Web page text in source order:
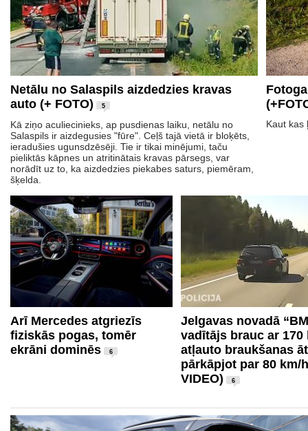
Netālu no Salaspils aizdedzies kravas
auto (+ FOTO)
5
Kā ziņo aculiecinieks, ap pusdienas laiku, netālu no
Salaspils ir aizdegusies "fūre". Ceļš tajā vietā ir bloķēts,
ieradušies ugunsdzēsēji. Tie ir tikai minējumi, taču
pieliktās kāpnes un atritinātais kravas pārsegs, var
norādīt uz to, ka aizdedzies piekabes saturs, piemēram,
šķelda.
Kaut kas
Arī Mercedes atgriezīs
fiziskās pogas, tomēr
ekrāni dominēs
6
Jelgavas novadā
vadītājs brauc ar 170
atļauto braukšanas
pārkāpjot par 80 km/
VIDEO)
6